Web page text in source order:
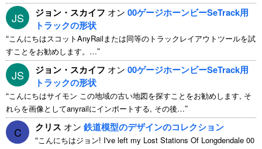
JS ジョン・スカイフ オン 00ゲージホーンビーSeTrack用
トラックの形状
“こんにちはスコットAnyRailまたは同等のトラックレイアウトツールを試
すことをお勧めします。…”
JS ジョン・スカイフ オン 00ゲージホーンビーSeTrack用
トラックの形状
“こんにちはサイモン この地域の古い地図を探すことをお勧めします, そ
れらを画像としてanyrailにインポートする, その後…”
C クリス オン 鉄道模型のデザインのコレクション
“こんにちはジョン! I've left my Lost Stations Of Longdendale 00